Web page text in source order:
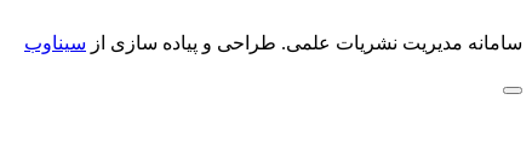
سامانه مدیریت نشریات علمی. طراحی و پیاده سازی از سیناوب